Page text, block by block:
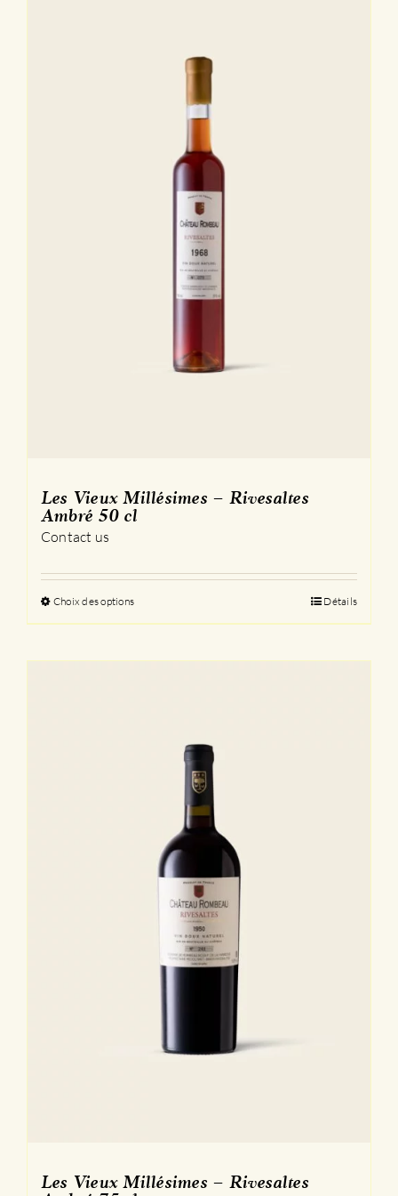
Les Vieux Millésimes – Rivesaltes
Ambré 50 cl
Contact us
Choix des optionsCe
produit
peuvent
choisies
page
produit
Détails
Les Vieux Millésimes – Rivesaltes